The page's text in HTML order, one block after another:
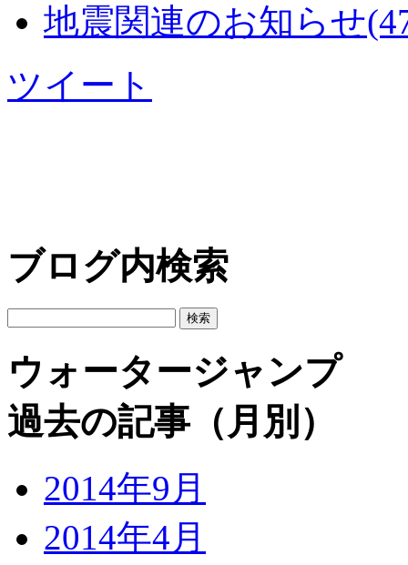
地震関連のお知らせ
ツイート
ブログ内検索
ウォータージャンプ
過去の記事（月別）
2014年9月
2014年4月